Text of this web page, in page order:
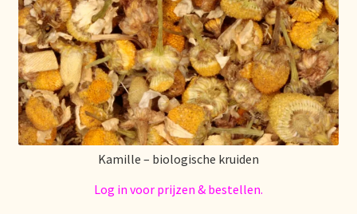
Stock matters
Surtido
Terms and Conditions
Über uns
Unsere Vision von Tee
Kamille – biologische kruiden
Log in voor prijzen & bestellen.